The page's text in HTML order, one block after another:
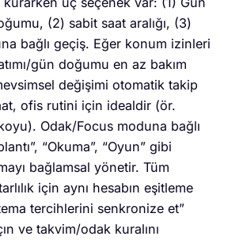
(2) sabit saat aralığı, (3)
bağlı geçiş. Eğer konum izinleri
gün doğumu en az bakım
değişimi otomatik takip
ofis rutini için idealdir (ör.
Odak/Focus moduna bağlı
“Okuma”, “Oyun” gibi
bağlamsal yönetir. Tüm
için aynı hesabın eşitleme
tercihlerini senkronize et”
ve takvim/odak kuralını